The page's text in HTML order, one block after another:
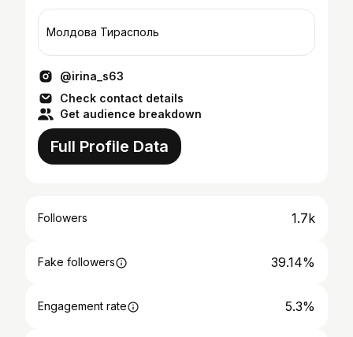
Молдова Тирасполь
@irina_s63
Check contact details
Get audience breakdown
Full Profile Data
Followers 1.7k
Fake followers 39.14%
Engagement rate 5.3%